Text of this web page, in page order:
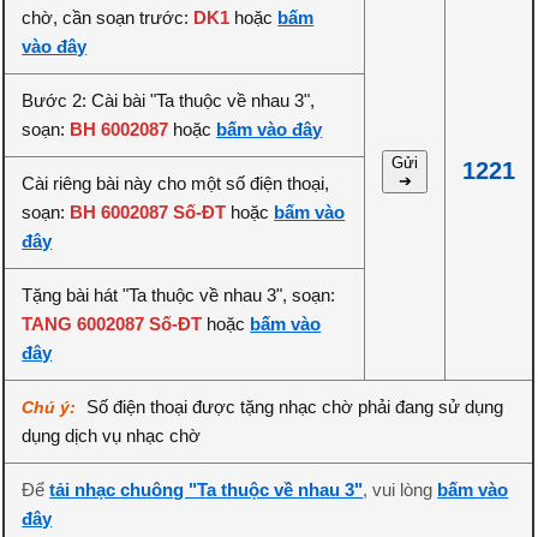
chờ, cần soạn trước: DK1 hoặc bấm
vào đây
Gửi
➔
1221
Bước 2: Cài bài "Ta thuộc về nhau 3",
soạn: BH 6002087 hoặc bấm vào đây
Cài riêng bài này cho một số điện thoại,
soạn: BH 6002087 Số-ĐT hoặc bấm vào
đây
Tặng bài hát "Ta thuộc về nhau 3", soạn:
TANG 6002087 Số-ĐT hoặc bấm vào
đây
Chú ý:
Số điện thoại được tặng nhạc chờ phải đang sử dụng
dụng dịch vụ nhạc chờ
Đểtải nhạc chuông "Ta thuộc về nhau 3", vui lòng bấm vào
đây